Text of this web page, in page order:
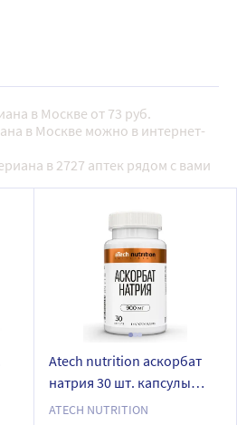
в Москве от 73 руб.
в Москве можно в интернет-
в 2727 аптек рядом с вами
Atech nutrition аскорбат
натрия 30 шт. капсулы
массой 1220 мг
ATECH NUTRITION